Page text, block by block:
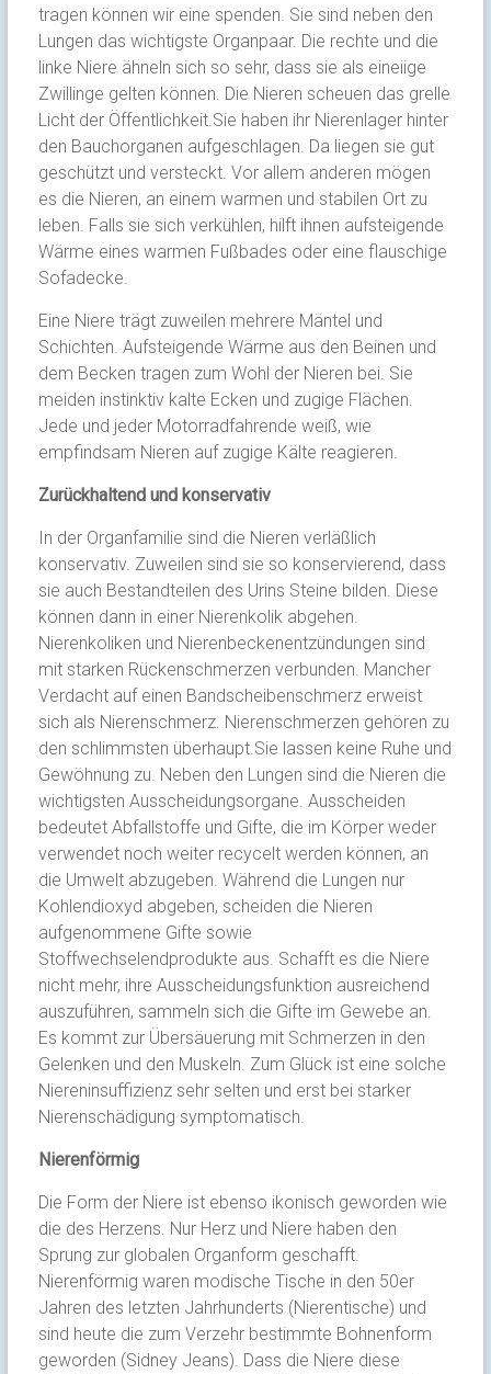
tragen können wir eine spenden. Sie sind neben den
Lungen das wichtigste Organpaar. Die rechte und die
linke Niere ähneln sich so sehr, dass sie als eineiige
Zwillinge gelten können. Die Nieren scheuen das grelle
Licht der Öffentlichkeit.Sie haben ihr Nierenlager hinter
den Bauchorganen aufgeschlagen. Da liegen sie gut
geschützt und versteckt. Vor allem anderen mögen
es die Nieren, an einem warmen und stabilen Ort zu
leben. Falls sie sich verkühlen, hilft ihnen aufsteigende
Wärme eines warmen Fußbades oder eine flauschige
Sofadecke.
Eine Niere trägt zuweilen mehrere Mäntel und
Schichten. Aufsteigende Wärme aus den Beinen und
dem Becken tragen zum Wohl der Nieren bei. Sie
meiden instinktiv kalte Ecken und zugige Flächen.
Jede und jeder Motorradfahrende weiß, wie
empfindsam Nieren auf zugige Kälte reagieren.
Zurückhaltend und konservativ
In der Organfamilie sind die Nieren verläßlich
konservativ. Zuweilen sind sie so konservierend, dass
sie auch Bestandteilen des Urins Steine bilden. Diese
können dann in einer Nierenkolik abgehen.
Nierenkoliken und Nierenbeckenentzündungen sind
mit starken Rückenschmerzen verbunden. Mancher
Verdacht auf einen Bandscheibenschmerz erweist
sich als Nierenschmerz. Nierenschmerzen gehören zu
den schlimmsten überhaupt.Sie lassen keine Ruhe und
Gewöhnung zu. Neben den Lungen sind die Nieren die
wichtigsten Ausscheidungsorgane. Ausscheiden
bedeutet Abfallstoffe und Gifte, die im Körper weder
verwendet noch weiter recycelt werden können, an
die Umwelt abzugeben. Während die Lungen nur
Kohlendioxyd abgeben, scheiden die Nieren
aufgenommene Gifte sowie
Stoffwechselendprodukte aus. Schafft es die Niere
nicht mehr, ihre Ausscheidungsfunktion ausreichend
auszuführen, sammeln sich die Gifte im Gewebe an.
Es kommt zur Übersäuerung mit Schmerzen in den
Gelenken und den Muskeln. Zum Glück ist eine solche
Niereninsuffizienz sehr selten und erst bei starker
Nierenschädigung symptomatisch.
Nierenförmig
Die Form der Niere ist ebenso ikonisch geworden wie
die des Herzens. Nur Herz und Niere haben den
Sprung zur globalen Organform geschafft.
Nierenförmig waren modische Tische in den 50er
Jahren des letzten Jahrhunderts (Nierentische) und
sind heute die zum Verzehr bestimmte Bohnenform
geworden (Sidney Jeans). Dass die Niere diese